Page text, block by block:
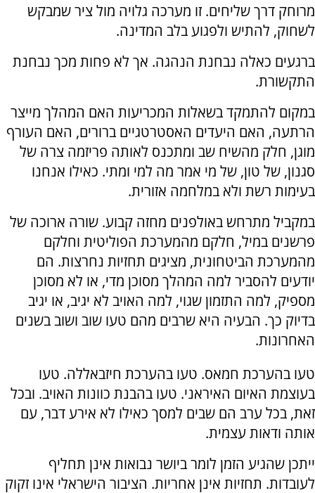
מרוחק דרך שליחים. זו מערכה גלויה מול ציר שמבקש
לשחוק, להתיש ולפגוע בלב המדינה.
ברגעים כאלה נבחנת הנהגה. אך לא פחות מכך נבחנת
התקשורת.
במקום להתמקד בשאלות המכריעות האם המהלך מייצר
הרתעה, האם היעדים האסטרטגיים ברורים, האם העורף
מוגן, חלק מהשיח שב ומתכנס לאותה פריזמה צרה של
סגנון, של טון, של מי אמר מה למי ומתי. כאילו אנחנו
בעימות רשת ולא במלחמה אזורית.
במקביל מתרחש באולפנים מחזה קבוע. שורה ארוכה של
פרשנים במיל, חלקם מהמערכת הפוליטית וחלקם
מהמערכת הביטחונית, מציגים תחזיות נחרצות. הם
יודעים להסביר למה המהלך מסוכן מדי, או לא מסוכן
מספיק, למה התזמון שגוי, למה האויב לא יגיב, או יגיב
בדיוק כך. הבעיה היא שרבים מהם טעו שוב ושוב בשנים
האחרונות.
טעו בהערכת חמאס. טעו בהערכת חיזבאללה. טעו
בעוצמת האיום האיראני. טעו בהבנת כוונות האויב. ובכל
זאת, בכל ערב הם שבים למסך כאילו לא אירע דבר, עם
אותה ודאות עצמית.
ייתכן שהגיע הזמן לומר ביושר נבואות אינן תחליף
לעובדות. תחזיות אינן אחריות. הציבור הישראלי אינו זקוק